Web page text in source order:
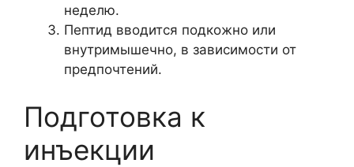
неделю.
Пептид вводится подкожно или
внутримышечно, в зависимости от
предпочтений.
Подготовка к
инъекции